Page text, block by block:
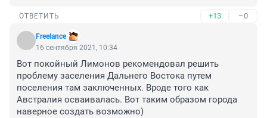
ОТВЕТИТЬ +13 –0
Freelance
16 сентября 2021, 10:34
Вот покойный Лимонов рекомендовал решить
проблему заселения Дальнего Востока путем
поселения там заключенных. Вроде того как
Австралия осваивалась. Вот таким образом города
наверное создать возможно)